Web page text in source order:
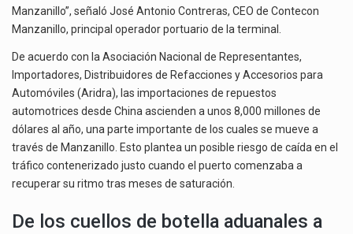
Manzanillo”, señaló José Antonio Contreras, CEO de Contecon
Manzanillo, principal operador portuario de la terminal.
De acuerdo con la Asociación Nacional de Representantes,
Importadores, Distribuidores de Refacciones y Accesorios para
Automóviles (Aridra), las importaciones de repuestos
automotrices desde China ascienden a unos 8,000 millones de
dólares al año, una parte importante de los cuales se mueve a
través de Manzanillo. Esto plantea un posible riesgo de caída en el
tráfico contenerizado justo cuando el puerto comenzaba a
recuperar su ritmo tras meses de saturación.
De los cuellos de botella aduanales a